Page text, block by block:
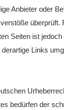
Anbieter oder
überprüft.
Seiten ist
Links
bedürfen der